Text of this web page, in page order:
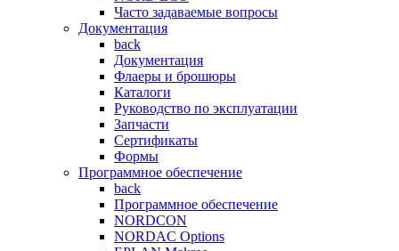
Часто задаваемые вопросы
Документация
back
Документация
Флаеры и брошюры
Каталоги
Руководство по эксплуатации
Запчасти
Сертификаты
Формы
Программное обеспечение
back
Программное обеспечение
NORDCON
NORDAC Options